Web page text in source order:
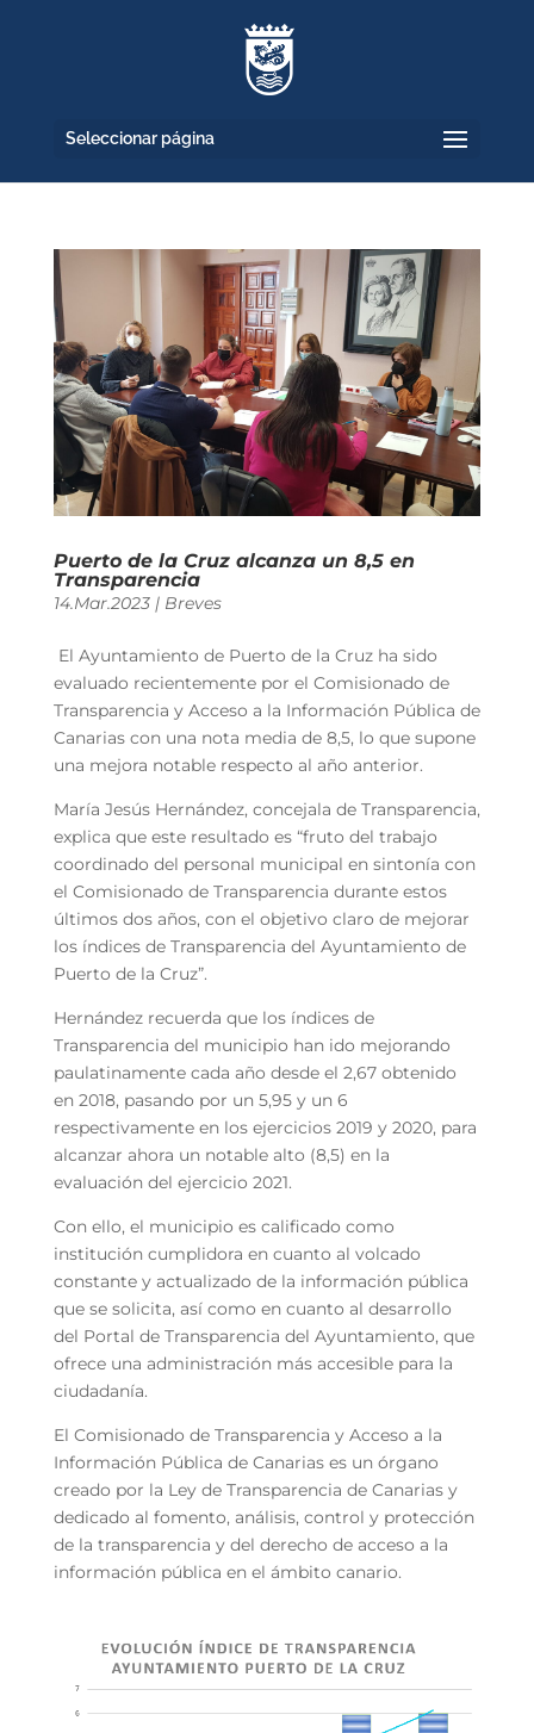
Seleccionar página
Puerto de la Cruz alcanza un 8,5 en
Transparencia
14.Mar.2023| Breves
El Ayuntamiento de Puerto de la Cruz ha sido
evaluado recientemente por el Comisionado de
Transparencia y Acceso a la Información Pública de
Canarias con una nota media de 8,5, lo que supone
una mejora notable respecto al año anterior.
María Jesús Hernández, concejala de Transparencia,
explica que este resultado es “fruto del trabajo
coordinado del personal municipal en sintonía con
el Comisionado de Transparencia durante estos
últimos dos años, con el objetivo claro de mejorar
los índices de Transparencia del Ayuntamiento de
Puerto de la Cruz”.
Hernández recuerda que los índices de
Transparencia del municipio han ido mejorando
paulatinamente cada año desde el 2,67 obtenido
en 2018, pasando por un 5,95 y un 6
respectivamente en los ejercicios 2019 y 2020, para
alcanzar ahora un notable alto (8,5) en la
evaluación del ejercicio 2021.
Con ello, el municipio es calificado como
institución cumplidora en cuanto al volcado
constante y actualizado de la información pública
que se solicita, así como en cuanto al desarrollo
del Portal de Transparencia del Ayuntamiento, que
ofrece una administración más accesible para la
ciudadanía.
El Comisionado de Transparencia y Acceso a la
Información Pública de Canarias es un órgano
creado por la Ley de Transparencia de Canarias y
dedicado al fomento, análisis, control y protección
de la transparencia y del derecho de acceso a la
información pública en el ámbito canario.